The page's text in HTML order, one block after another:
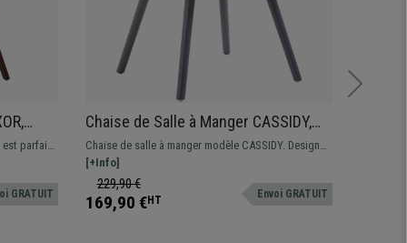
parfait
GRATUIT
Chaise de Salle à Manger CASSIDY,
Revêtement en Velours Noir, Pieds en
Bois Gris
Chaise de salle à manger modèle CASSIDY. Design
100% exclusif. Un modèle parfait pour donner une
touche unique et exclusive à votre intérieur. Un
design à la fois tendance et élégant.
[+Info]
229,90 €
169,90 €HT Envoi GRATUIT